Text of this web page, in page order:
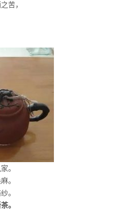
苦，
。
。
。
。